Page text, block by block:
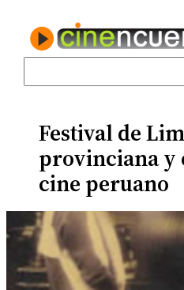
contenido
Festival de
provinciana y
cine peruano